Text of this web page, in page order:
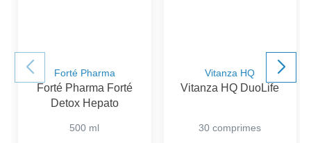
Forté Pharma
Forté Pharma Forté
Detox Hepato
500 ml
Vitanza HQ
Vitanza HQ DuoLife
30 comprimes